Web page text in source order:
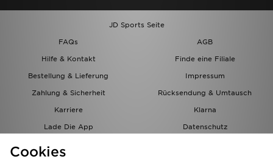
JD Sports Seite
FAQs
AGB
Hilfe & Kontakt
Finde eine Filiale
Bestellung & Lieferung
Impressum
Zahlung & Sicherheit
Rücksendung & Umtausch
Karriere
Klarna
Lade Die App
Datenschutz
Trending Styles
Cookies